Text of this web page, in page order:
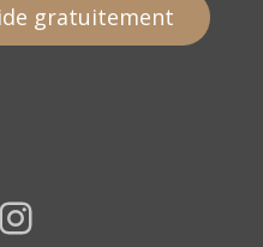
gratuitement
Instagram